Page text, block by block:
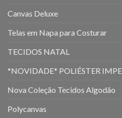
Canvas Deluxe
Telas em Napa para Costurar
TECIDOS NATAL
*NOVIDADE* POLIÉSTER
Nova Coleção Tecidos Algodão
Polycanvas